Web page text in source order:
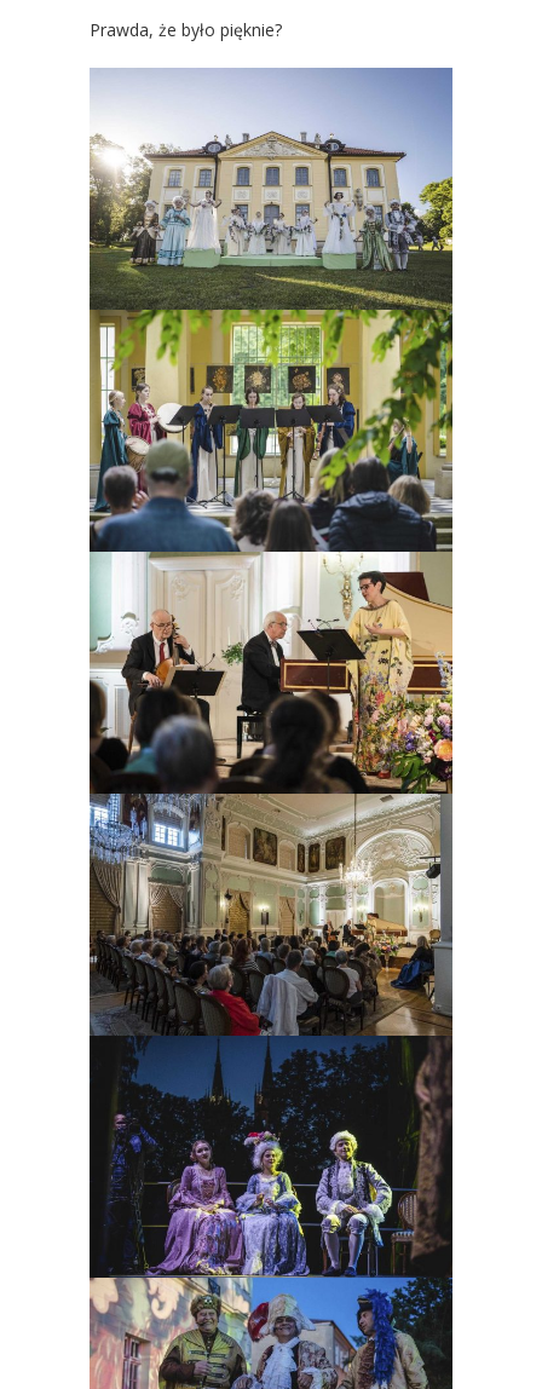
Prawda, że było pięknie?